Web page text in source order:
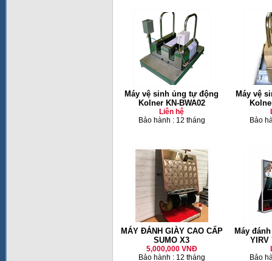
Máy vệ sinh ủng tự động
Kolner KN-BWA02
Liên hệ
Bảo hành : 12 tháng
Máy vệ
Bảo
MÁY ĐÁNH GIÀY CAO CẤP
SUMO X3
5,000,000 VNĐ
Bảo hành : 12 tháng
Máy
YIRV
Bảo